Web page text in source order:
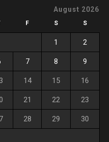
August 2026
F S S
1 2
7 8 9
14 15 16
21 22 23
28 29 30